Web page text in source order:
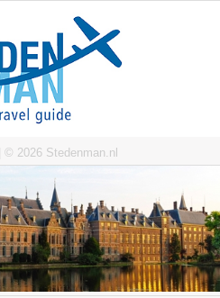
| © 2026 Stedenman.nl